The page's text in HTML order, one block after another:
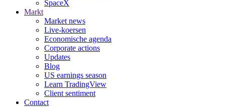
SpaceX
Markt
Market news
Live-koersen
Economische agenda
Corporate actions
Updates
Blog
US earnings season
Learn TradingView
Client sentiment
Contact